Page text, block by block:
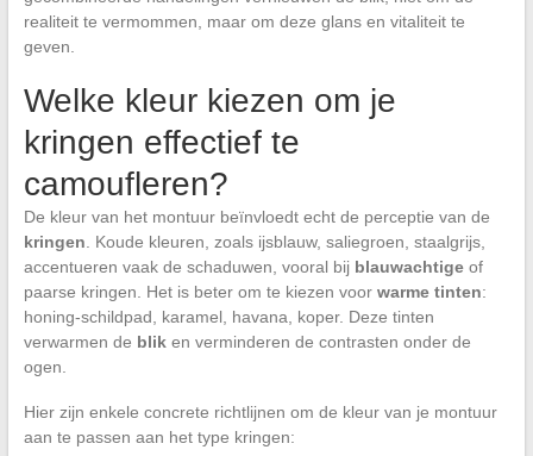
realiteit te vermommen, maar om deze glans en vitaliteit te
geven.
Welke kleur kiezen om je
kringen effectief te
camoufleren?
De kleur van het montuur beïnvloedt echt de perceptie van de
kringen . Koude kleuren, zoals ijsblauw, saliegroen, staalgrijs,
accentueren vaak de schaduwen, vooral bij blauwachtigeof
paarse kringen. Het is beter om te kiezen voor warme tinten:
honing-schildpad, karamel, havana, koper. Deze tinten
verwarmen de bliken verminderen de contrasten onder de
ogen.
Hier zijn enkele concrete richtlijnen om de kleur van je montuur
aan te passen aan het type kringen: